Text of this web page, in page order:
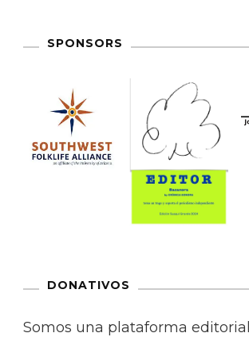
SPONSORS
DONATIVOS
Somos una plataforma editorial